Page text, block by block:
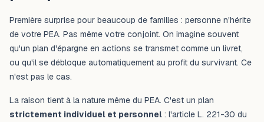
Première surprise pour beaucoup de familles : personne n'hérite
de votre PEA. Pas même votre conjoint. On imagine souvent
qu'un plan d'épargne en actions se transmet comme un livret,
ou qu'il se débloque automatiquement au profit du survivant. Ce
n'est pas le cas.
La raison tient à la nature même du PEA. C'est un plan
strictement individuel et personnel : l'article L. 221-30 du